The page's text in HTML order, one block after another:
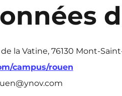
la Vatine, 76130 Mont-
campus/rouen